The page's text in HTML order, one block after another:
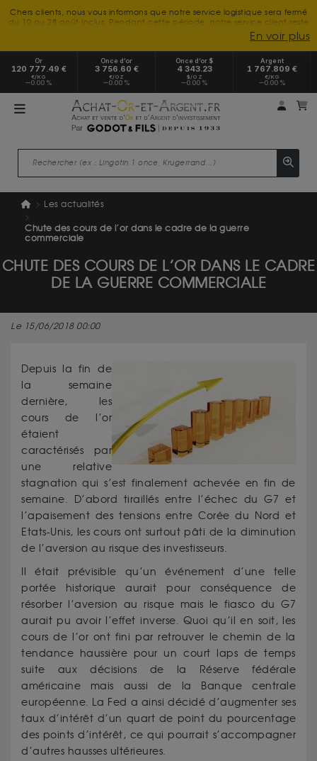
Chers clients, nous vous informons que notre service logistique sera fermé
du 10 au 28 août inclus. Pendant cette période, notre service client reste
à votre disposition tout l'été. Vous pouvez nous joindre du lundi au
vendredi, de 9h30 à 18h, pour toute demande d'information.
Nous vous remercions de votre compréhension et vous souhaitons un
excellent été.
En voir plus
Or
120 777.49 €
€/KG
0.00 %
Once d’or
3 756.60 €
€/OZ
0.00 %
Once d’or $
4 343.23
$/OZ
0.00 %
Argent
1 767.809 €
€/KG
0.00 %
Mon
Les actualités
Chute des cours de l’or dans le cadre de la guerre
commerciale
CHUTE DES COURS DE L’OR DANS LE CADRE
DE LA GUERRE COMMERCIALE
Le 15/06/2018 00:00
Depuis la fin de
la semaine
dernière, les
cours de l’or
étaient
caractérisés par
une relative
stagnation qui s’est finalement achevée en fin de
semaine. D’abord tiraillés entre l’échec du G7 et
l’apaisement des tensions entre Corée du Nord et
Etats-Unis, les cours ont surtout pâti de la diminution
de l’aversion au risque des investisseurs.
Il était prévisible qu’un événement d’une telle
portée historique aurait pour conséquence de
résorber l’aversion au risque mais le fiasco du G7
aurait pu avoir l’effet inverse. Quoi qu’il en soit, les
cours de l’or ont fini par retrouver le chemin de la
tendance haussière pour un court laps de temps
suite aux décisions de la Réserve fédérale
américaine mais aussi de la Banque centrale
européenne. La Fed a ainsi décidé d’augmenter ses
taux d’intérêt d’un quart de point du pourcentage
des points d’intérêt, ce qui pourrait s’accompagner
d’autres hausses ultérieures.